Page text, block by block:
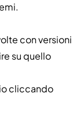
con versioni
su quello
cliccando